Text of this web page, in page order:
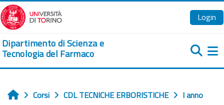
Vai al contenuto principale
Login
Dipartimento di Scienza e
Tecnologia del Farmaco
Home
Corsi CDL TECNICHE ERBORISTICHE
I anno